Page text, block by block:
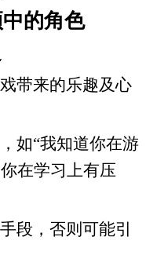
的角色
带来的乐趣及心
如“我知道你在游
在学习上有压
段，否则可能引